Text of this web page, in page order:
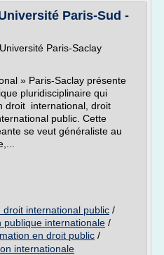
Paris-Sud -
Paris-Saclay
» Paris-Saclay présente
pluridisciplinaire qui
droit international, droit
public. Cette
se veut généraliste au
droit international public /
publique internationale /
en droit public /
internationale